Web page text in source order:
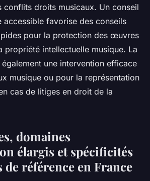
conflits droits musicaux. Un conseil
accessible favorise des conseils
pour la protection des œuvres
propriété intellectuelle musique. La
une intervention efficace
musique ou pour la représentation
cas de litiges en droit de la
domaines
élargis et spécificités
de référence en France